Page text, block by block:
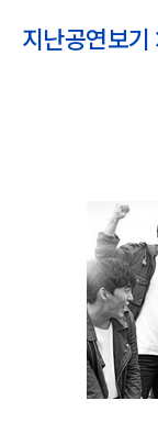
지난공연보기